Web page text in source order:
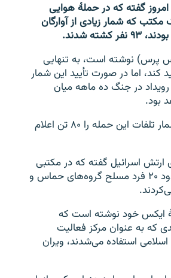
رادیو اروپای آزاد
گفته که در حملۀ هوایی
که شمار زیادی از آوارگان
شدند.
پرس) نوشته است، به تنهایی
کند، اما در صورت تأیید این شمار
در جنگ ده ماهه میان
بود.
اما وزارت صحت غزه شمار تلفات این حمله را ۸۰ تن اعلام
اسرائیل گفته که در مکتبی
که هدف قرار دادند حدود ۲۰ فرد مسلح گروه‌های حماس و
ایکس خود نوشته است که
به عنوان مرکز فعالیت
استفاده می‌شدند، ویران